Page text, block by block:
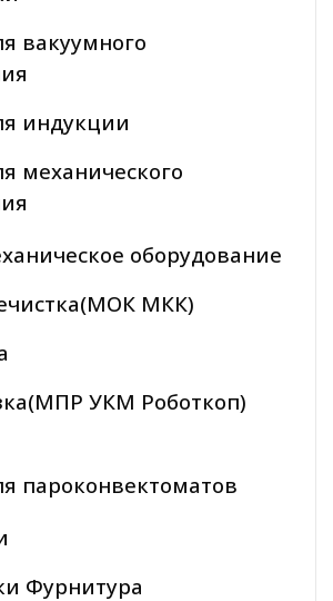
вакуумного
индукции
механического
оборудование
МКК)
УКМ Роботкоп)
пароконвектоматов
Фурнитура